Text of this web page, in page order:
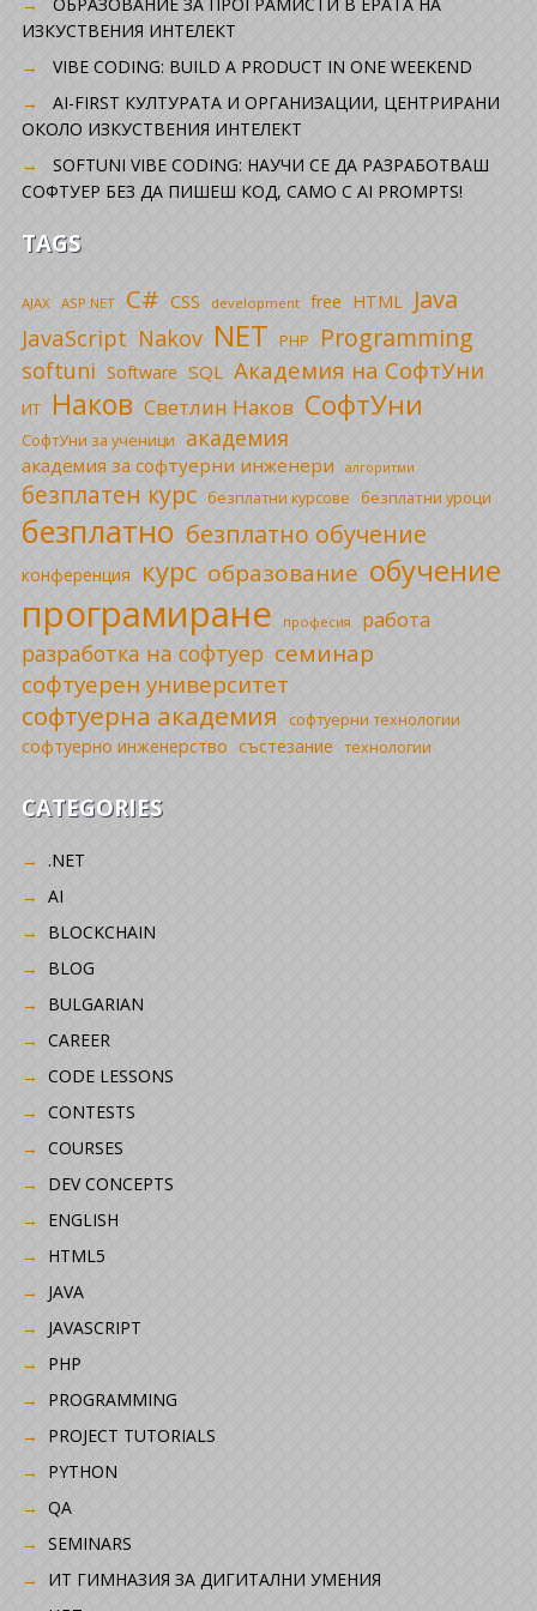
ИЗКУСТВЕНИЯ ИНТЕЛЕКТ
VIBE CODING: BUILD A PRODUCT IN ONE WEEKEND
AI-FIRST КУЛТУРАТА И ОРГАНИЗАЦИИ, ЦЕНТРИРАНИ
ОКОЛО ИЗКУСТВЕНИЯ ИНТЕЛЕКТ
SOFTUNI VIBE CODING: НАУЧИ СЕ ДА РАЗРАБОТВАШ
СОФТУЕР БЕЗ ДА ПИШЕШ КОД, САМО С AI PROMPTS!
TAGS
AJAX ASP.NET C# CSS development free HTML Java
JavaScript Nakov NET PHP Programming
softuni Software SQL Академия на СофтУни
ИТ Наков Светлин Наков СофтУни
СофтУни за ученици академия
академия за софтуерни инженери алгоритми
безплатен курс безплатни курсове безплатни уроци
безплатно безплатно обучение
конференция курс образование обучение
програмиране професия работа
разработка на софтуер семинар
софтуерен университет
софтуерна академия софтуерни технологии
софтуерно инженерство състезание технологии
CATEGORIES
.NET
AI
BLOCKCHAIN
BLOG
BULGARIAN
CAREER
CODE LESSONS
CONTESTS
COURSES
DEV CONCEPTS
ENGLISH
HTML5
JAVA
JAVASCRIPT
PHP
PROGRAMMING
PROJECT TUTORIALS
PYTHON
QA
SEMINARS
ИТ ГИМНАЗИЯ ЗА ДИГИТАЛНИ УМЕНИЯ